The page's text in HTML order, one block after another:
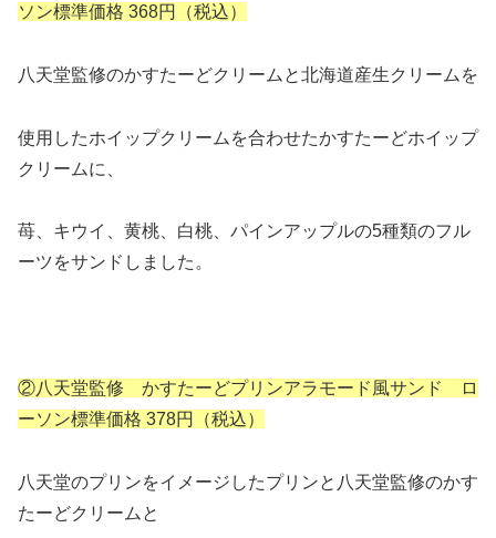
ソン標準価格 368円（税込）
八天堂監修のかすたーどクリームと北海道産生クリームを
使用したホイップクリームを合わせたかすたーどホイップ
クリームに、
苺、キウイ、黄桃、白桃、パインアップルの5種類のフル
ーツをサンドしました。
②八天堂監修 かすたーどプリンアラモード風サンド ロ
ーソン標準価格 378円（税込）
八天堂のプリンをイメージしたプリンと八天堂監修のかす
たーどクリームと